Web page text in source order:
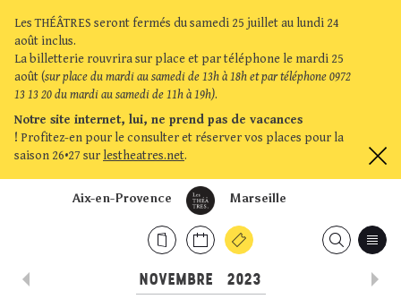
Les THÉÂTRES seront fermés du samedi 25 juillet au lundi 24
août inclus.
La billetterie rouvrira sur place et par téléphone le mardi 25
août (sur place du mardi au samedi de 13h à 18h et par téléphone 0972
13 13 20 du mardi au samedi de 11h à 19h).
Notre site internet, lui, ne prend pas de vacances
! Profitez-en pour le consulter et réserver vos places pour la
saison 26•27 sur lestheatres.net.
Marseille
Aix-en-Provence